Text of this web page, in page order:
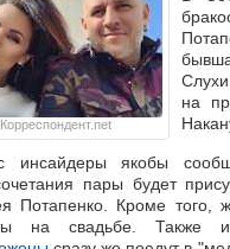
на
инсайдеры якобы
пары будет
Потапенко. Кроме того,
на свадьбе. Также